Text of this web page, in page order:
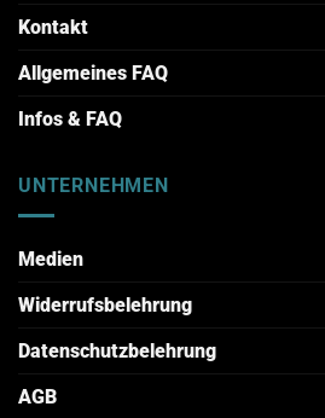
Kontakt
Allgemeines FAQ
Infos & FAQ
UNTERNEHMEN
Medien
Widerrufsbelehrung
Datenschutzbelehrung
AGB